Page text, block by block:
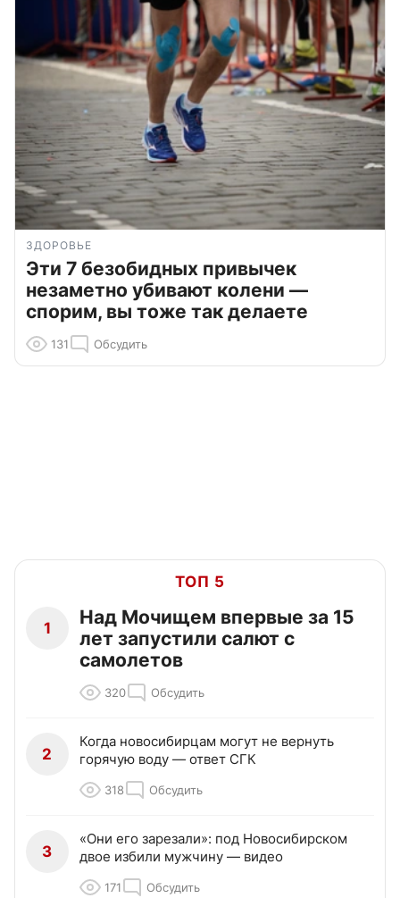
ЗДОРОВЬЕ
Эти 7 безобидных привычек
незаметно убивают колени —
спорим, вы тоже так делаете
131 Обсудить
ТОП 5
1
Над Мочищем впервые за 15
лет запустили салют с
самолетов
320 Обсудить
2
Когда новосибирцам могут не вернуть
горячую воду — ответ СГК
318 Обсудить
3
«Они его зарезали»: под Новосибирском
двое избили мужчину — видео
171 Обсудить